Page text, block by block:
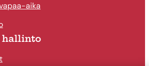
aika
hallinto